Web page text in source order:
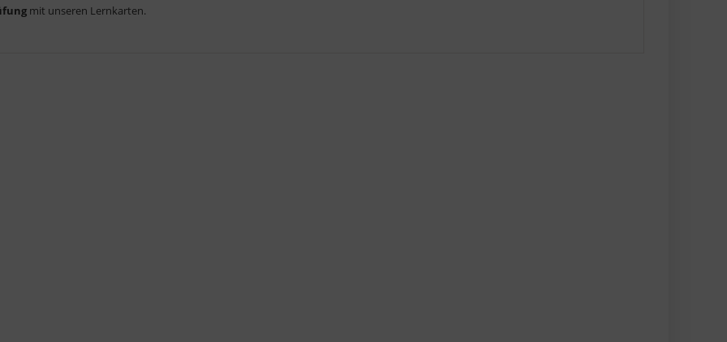
mit unseren Lernkarten.